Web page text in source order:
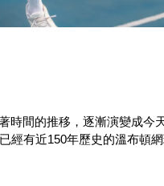
時間的推移，逐漸演變成
經有近150年歷史的溫布頓